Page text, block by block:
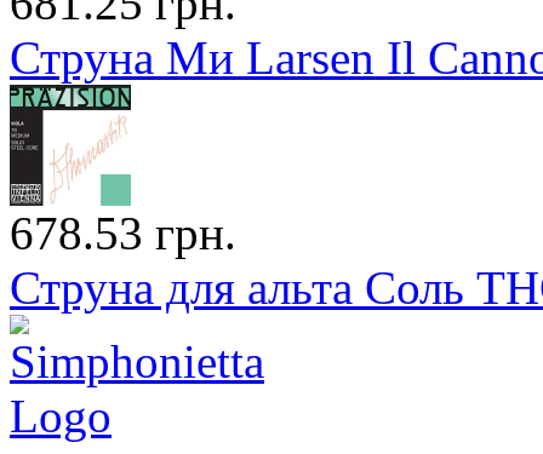
Струна Ми Larsen Il
678.53 грн.
Струна для альта Соль